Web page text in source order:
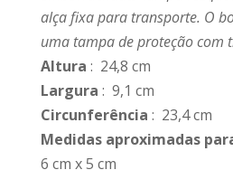
alça fixa para transporte. O
uma tampa de proteção com
Altura : 24,8 cm
Largura : 9,1 cm
Circunferência : 23,4 cm
Medidas aproximadas
6 cm x 5 cm